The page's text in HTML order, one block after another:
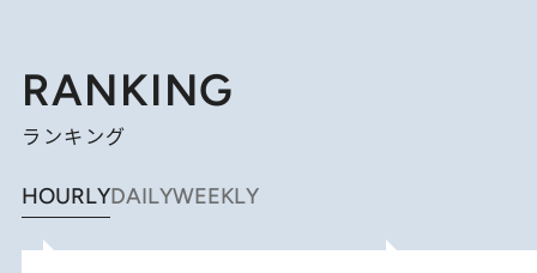
RANKING
ランキング
HOURLYDAILYWEEKLY